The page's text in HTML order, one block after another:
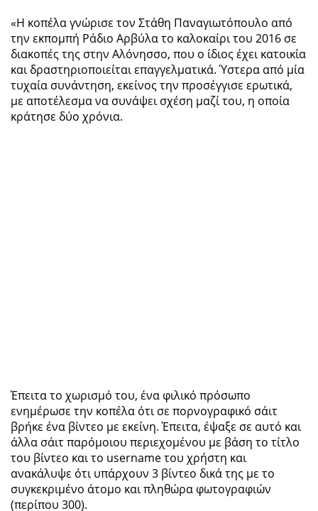
«Η κοπέλα γνώρισε τον Στάθη Παναγιωτόπουλο από
την εκπομπή Ράδιο Αρβύλα το καλοκαίρι του 2016 σε
διακοπές της στην Αλόνησσο, που ο ίδιος έχει κατοικία
και δραστηριοποιείται επαγγελματικά. Ύστερα από μία
τυχαία συνάντηση, εκείνος την προσέγγισε ερωτικά,
με αποτέλεσμα να συνάψει σχέση μαζί του, η οποία
κράτησε δύο χρόνια.
Έπειτα το χωρισμό του, ένα φιλικό πρόσωπο
ενημέρωσε την κοπέλα ότι σε πορνογραφικό σάιτ
βρήκε ένα βίντεο με εκείνη. Έπειτα, έψαξε σε αυτό και
άλλα σάιτ παρόμοιου περιεχομένου με βάση το τίτλο
του βίντεο και το username του χρήστη και
ανακάλυψε ότι υπάρχουν 3 βίντεο δικά της με το
συγκεκριμένο άτομο και πληθώρα φωτογραφιών
(περίπου 300).